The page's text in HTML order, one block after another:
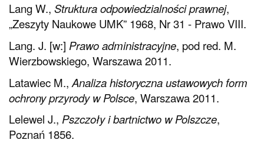
Lang W., Struktura odpowiedzialności prawnej,
„Zeszyty Naukowe UMK” 1968, Nr 31 - Prawo VIII.
Lang. J. [w:] Prawo administracyjne, pod red. M.
Wierzbowskiego, Warszawa 2011.
Latawiec M., Analiza historyczna ustawowych form
ochrony przyrody w Polsce, Warszawa 2011.
Lelewel J., Pszczoły i bartnictwo w Polszcze,
Poznań 1856.